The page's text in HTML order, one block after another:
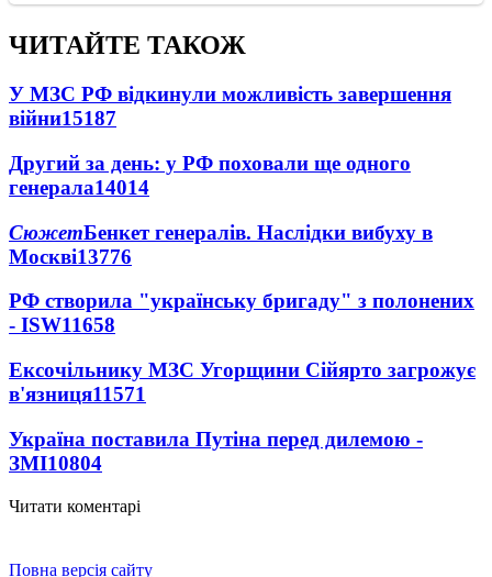
ЧИТАЙТЕ ТАКОЖ
У МЗС РФ відкинули можливість завершення
війни15187
Другий за день: у РФ поховали ще одного
генерала14014
СюжетБенкет генералів. Наслідки вибуху в
Москві13776
РФ створила "українську бригаду" з полонених
- ISW11658
Ексочільнику МЗС Угорщини Сійярто загрожує
в'язниця11571
Україна поставила Путіна перед дилемою -
ЗМІ10804
Читати коментарі
Повна версія сайту